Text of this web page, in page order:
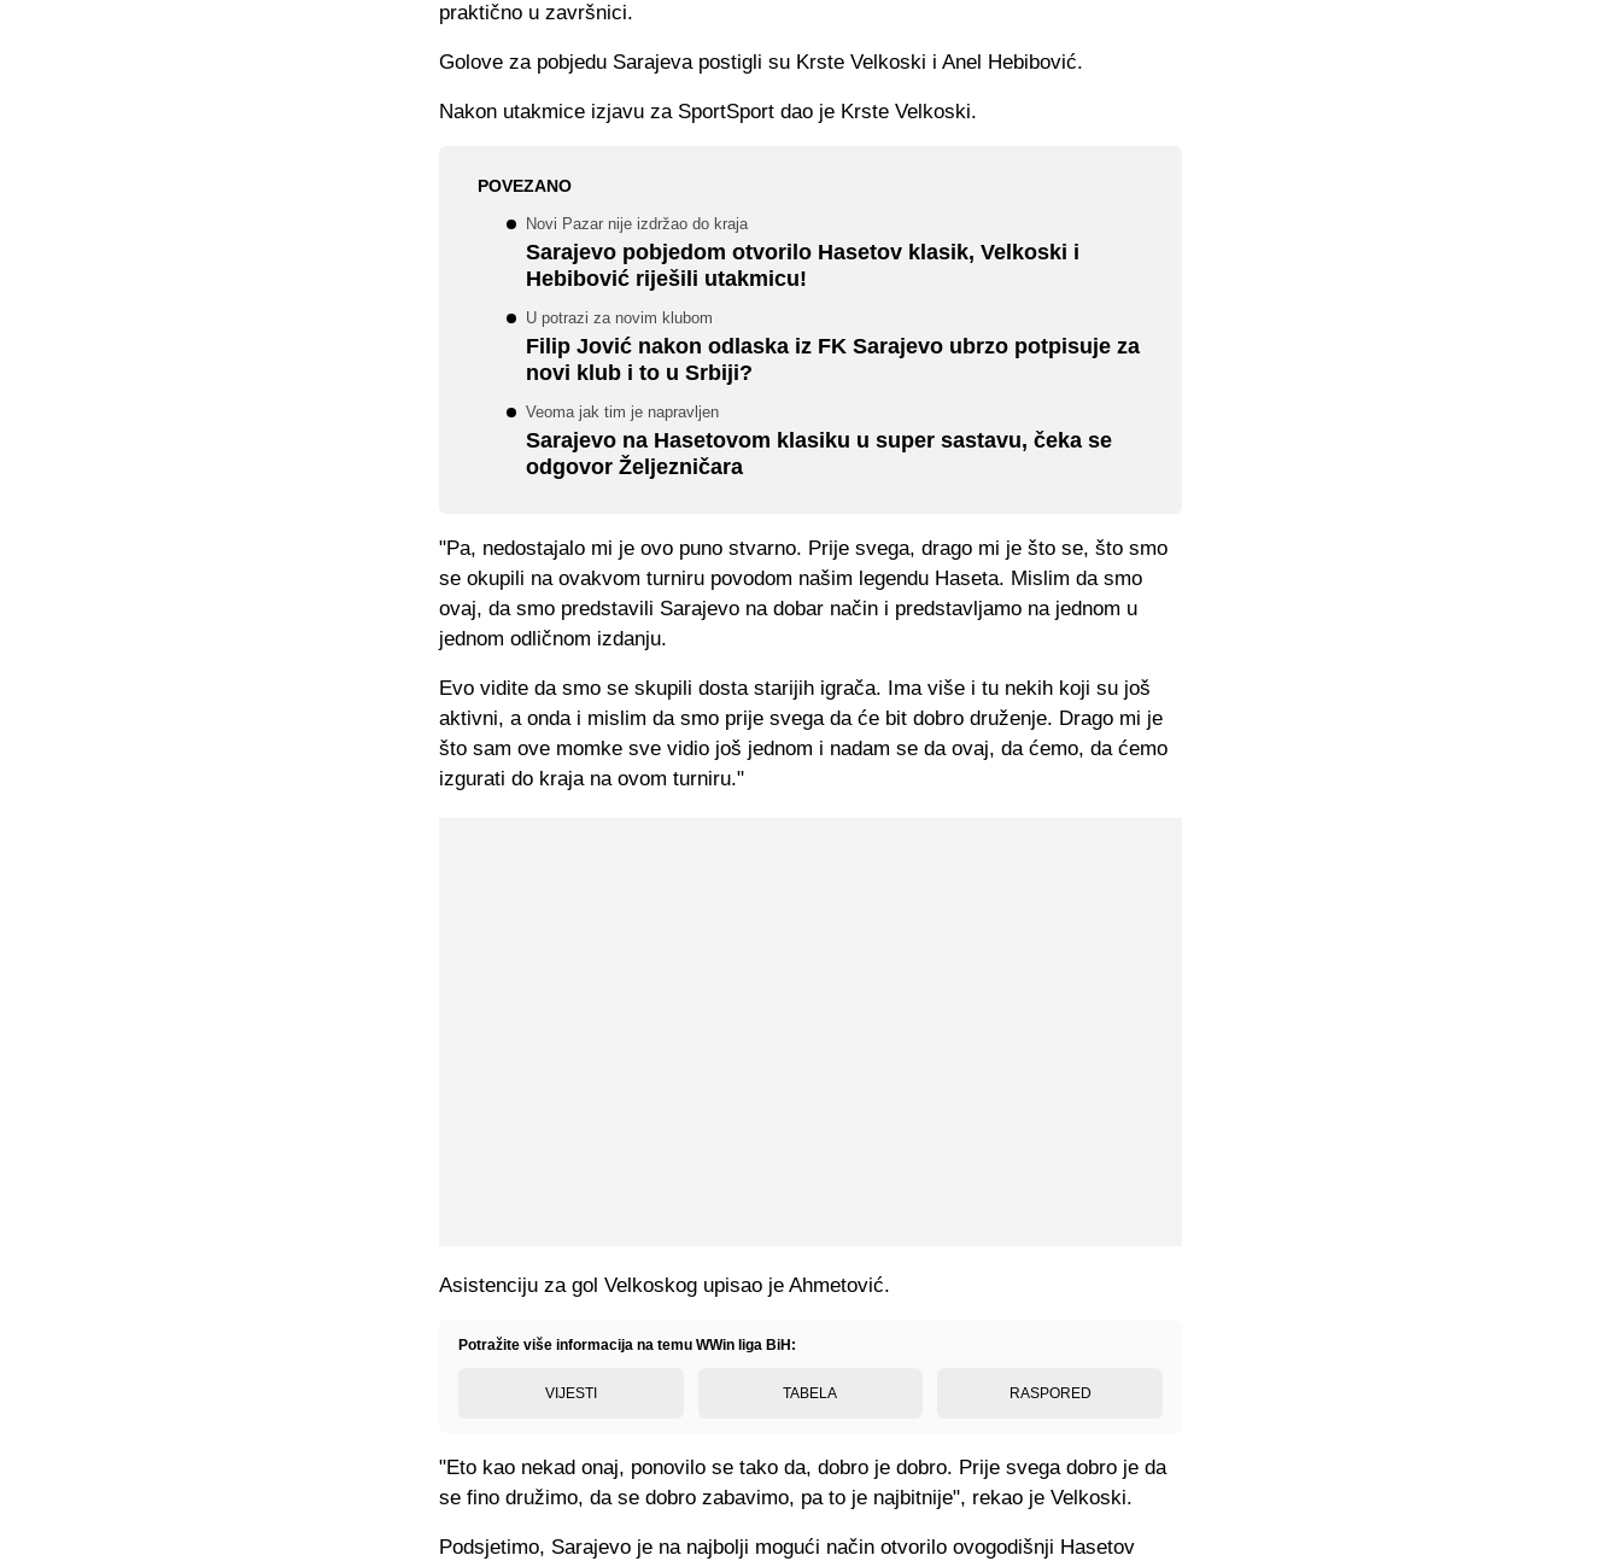
praktično u završnici.
Golove za pobjedu Sarajeva postigli su Krste Velkoski i Anel Hebibović.
Nakon utakmice izjavu za SportSport dao je Krste Velkoski.
POVEZANO
Novi Pazar nije izdržao do kraja
Sarajevo pobjedom otvorilo Hasetov klasik, Velkoski i
Hebibović riješili utakmicu!
U potrazi za novim klubom
Filip Jović nakon odlaska iz FK Sarajevo ubrzo potpisuje za
novi klub i to u Srbiji?
Veoma jak tim je napravljen
Sarajevo na Hasetovom klasiku u super sastavu, čeka se
odgovor Željezničara
"Pa, nedostajalo mi je ovo puno stvarno. Prije svega, drago mi je što se, što smo
se okupili na ovakvom turniru povodom našim legendu Haseta. Mislim da smo
ovaj, da smo predstavili Sarajevo na dobar način i predstavljamo na jednom u
jednom odličnom izdanju.
Evo vidite da smo se skupili dosta starijih igrača. Ima više i tu nekih koji su još
aktivni, a onda i mislim da smo prije svega da će bit dobro druženje. Drago mi je
što sam ove momke sve vidio još jednom i nadam se da ovaj, da ćemo, da ćemo
izgurati do kraja na ovom turniru."
Asistenciju za gol Velkoskog upisao je Ahmetović.
Potražite više informacija na temu WWin liga BiH:
VIJESTI TABELA RASPORED
"Eto kao nekad onaj, ponovilo se tako da, dobro je dobro. Prije svega dobro je da
se fino družimo, da se dobro zabavimo, pa to je najbitnije", rekao je Velkoski.
Podsjetimo, Sarajevo je na najbolji mogući način otvorilo ovogodišnji Hasetov